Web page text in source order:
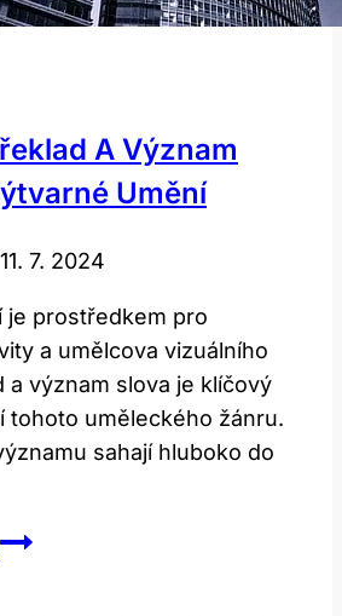
A Význam
Umění
11. 7. 2024
je prostředkem pro
a umělcova vizuálního
a význam slova je klíčový
tohoto uměleckého žánru.
sahají hluboko do
Fine